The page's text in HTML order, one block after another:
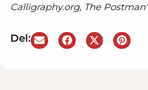
Calligraphy.org, The
Del: